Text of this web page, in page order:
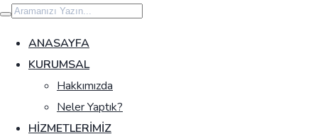
İçeriğe
geç
ANASAYFA
KURUMSAL
Hakkımızda
Neler Yaptık?
HIZMETLERIMIZ